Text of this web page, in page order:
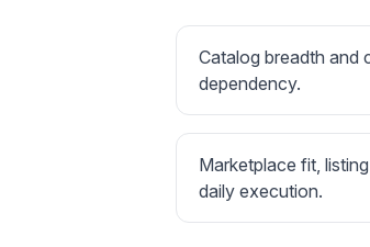
Catalog breadth and
dependency.
Marketplace fit,
daily execution.